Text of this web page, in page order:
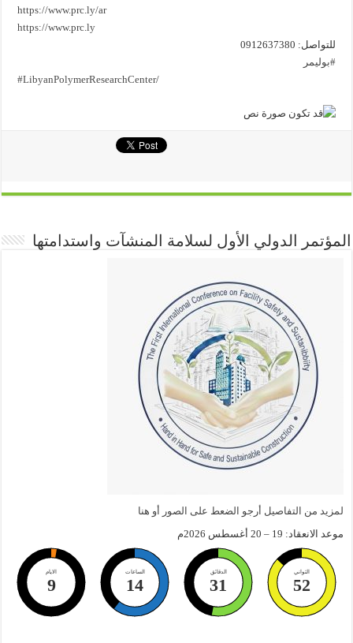
https://www.prc.ly/ar
https://www.prc.ly
للتواصل: 0912637380
#بوليمر
#LibyanPolymerResearchCenter/
المؤتمر الدولي الأول لسلامة المنشآت واستدامتها
لمزيد من التفاصيل أرجو الضعط على الصور أو هنا
موعد الانعقاد: 19 – 20 أغسطس 2026م
الايام
9
الساعات
14
الدقائق
31
الثواني
51